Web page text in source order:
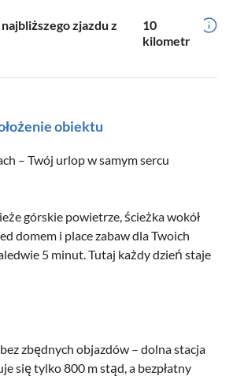
zjazdu z
10
kilometr
obiektu
– Twój urlop w samym sercu
górskie powietrze, ścieżka wokół
domem i place zabaw dla Twoich
5 minut. Tutaj każdy dzień staje
zbędnych objazdów – dolna stacja
się tylko 800 m stąd, a bezpłatny